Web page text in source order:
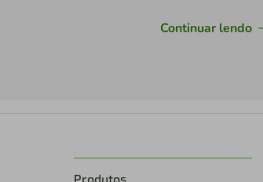
Continuar lendo
Produtos